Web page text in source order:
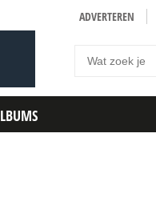
ADVERTEREN